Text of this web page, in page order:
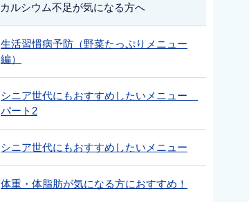
カルシウム不足が気になる方へ
生活習慣病予防（野菜たっぷりメニュー
編）
シニア世代にもおすすめしたいメニュー
パート2
シニア世代にもおすすめしたいメニュー
体重・体脂肪が気になる方におすすめ！